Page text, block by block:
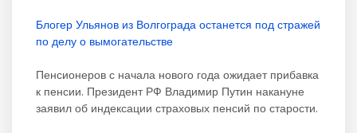
Блогер Ульянов из Волгограда останется под стражей
по делу о вымогательстве
Пенсионеров с начала нового года ожидает прибавка
к пенсии. Президент РФ Владимир Путин накануне
заявил об индексации страховых пенсий по старости.